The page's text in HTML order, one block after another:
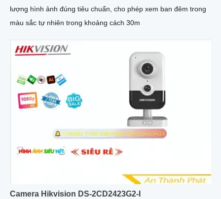
lượng hình ảnh đúng tiêu chuẩn, cho phép xem ban đêm trong
màu sắc tự nhiên trong khoảng cách 30m
Camera Hikvision DS-2CD2423G2-I